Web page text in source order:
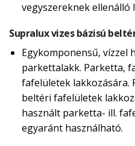
vegyszereknek ellenálló
Supralux vizes bázisú
Egykomponensű, vízzel
parkettalakk. Parketta,
fafelületek lakkozására.
beltéri fafelületek
használt parketta- ill.
egyaránt használható.